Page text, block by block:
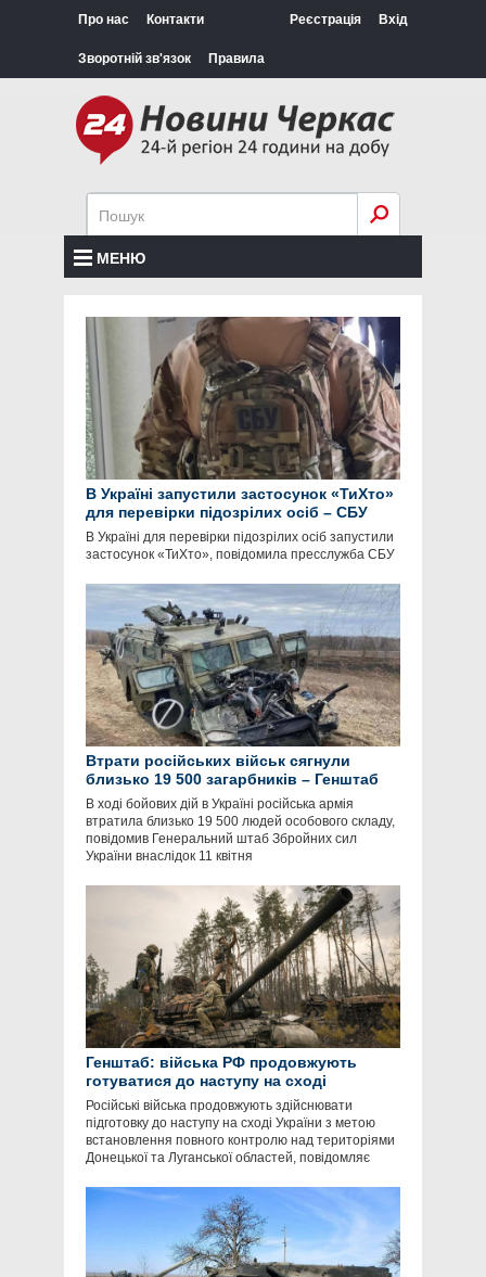
Про нас Контакти
Зворотній зв'язок Правила
Реєстрація Вхід
МЕНЮ
В Україні запустили застосунок «ТиХто»
для перевірки підозрілих осіб – СБУ
В Україні для перевірки підозрілих осіб запустили
застосунок «ТиХто», повідомила пресслужба СБУ
Втрати російських військ сягнули
близько 19 500 загарбників – Генштаб
В ході бойових дій в Україні російська армія
втратила близько 19 500 людей особового складу,
повідомив Генеральний штаб Збройних сил
України внаслідок 11 квітня
Генштаб: війська РФ продовжують
готуватися до наступу на сході
Російські війська продовжують здійснювати
підготовку до наступу на сході України з метою
встановлення повного контролю над територіями
Донецької та Луганської областей, повідомляє